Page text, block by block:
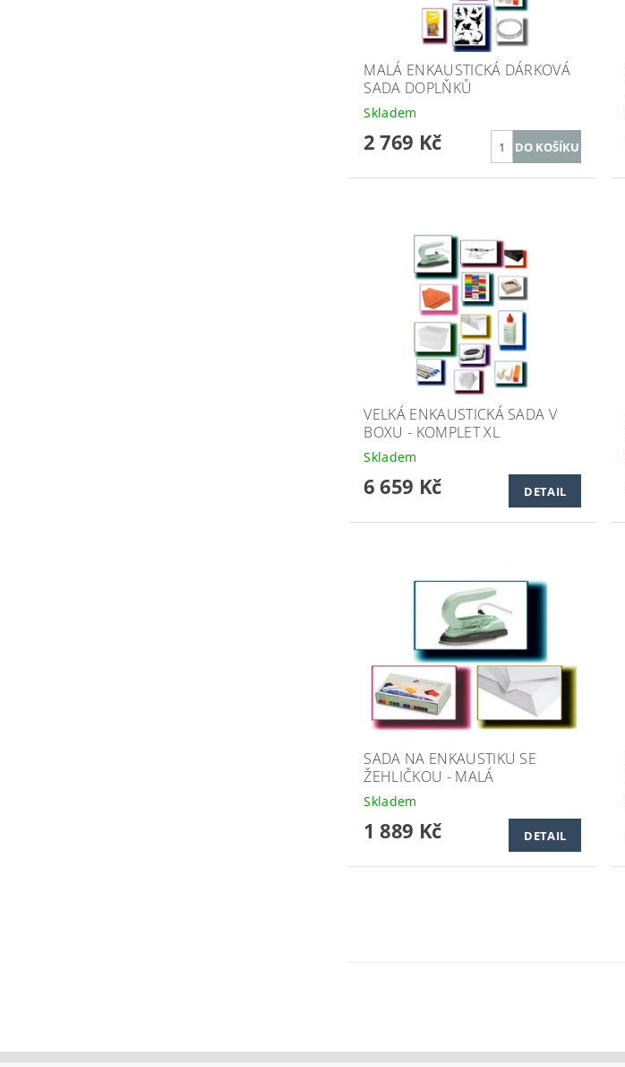
MALÁ ENKAUSTICKÁ DÁRKOVÁ
SADA DOPLŇKŮ
Skladem
2 769 Kč
VELKÁ ENKAUSTICKÁ SADA V
BOXU - KOMPLET XL
Skladem
6 659 Kč DETAIL
SADA NA ENKAUSTIKU SE
ŽEHLIČKOU - MALÁ
Skladem
1 889 Kč DETAIL